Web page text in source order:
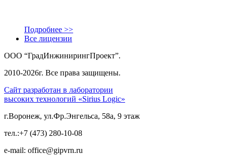
Подробнее >>
Все лицензии
ООО “ГрадИнжинирингПроект”.
2010-2026г. Все права защищены.
Сайт разработан в лаборатории
высоких технологий «Sirius Logic»
г.Воронеж, ул.Фр.Энгельса, 58а, 9 этаж
тел.:+7 (473) 280-10-08
e-mail: office@gipvrn.ru